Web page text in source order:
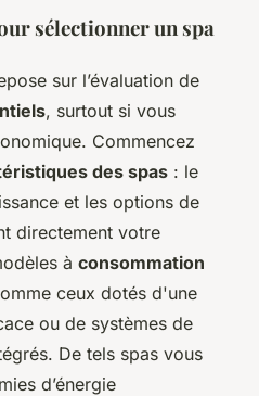
sélectionner un spa
sur l’évaluation de
, surtout si vous
Commencez
des spas : le
et les options de
directement votre
à consommation
ceux dotés d'une
ou de systèmes de
De tels spas vous
d’énergie